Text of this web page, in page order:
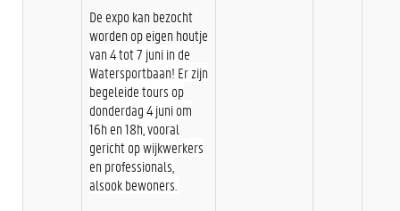
De expo kan bezocht
worden op eigen houtje
van 4 tot 7 juni in de
Watersportbaan! Er zijn
begeleide tours op
donderdag 4 juni om
16h en 18h, vooral
gericht op wijkwerkers
en professionals,
alsook bewoners.